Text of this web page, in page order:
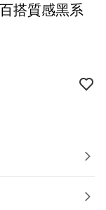
搭質感黑系